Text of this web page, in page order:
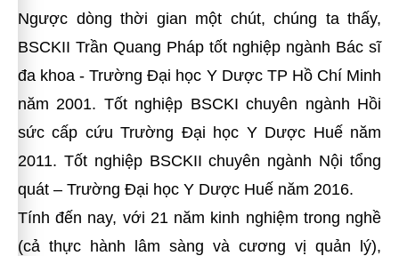
Ngược dòng thời gian một chút, chúng ta thấy,
BSCKII Trần Quang Pháp tốt nghiệp ngành Bác sĩ
đa khoa - Trường Đại học Y Dược TP Hồ Chí Minh
năm 2001. Tốt nghiệp BSCKI chuyên ngành Hồi
sức cấp cứu Trường Đại học Y Dược Huế năm
2011. Tốt nghiệp BSCKII chuyên ngành Nội tổng
quát – Trường Đại học Y Dược Huế năm 2016.
Tính đến nay, với 21 năm kinh nghiệm trong nghề
(cả thực hành lâm sàng và cương vị quản lý),